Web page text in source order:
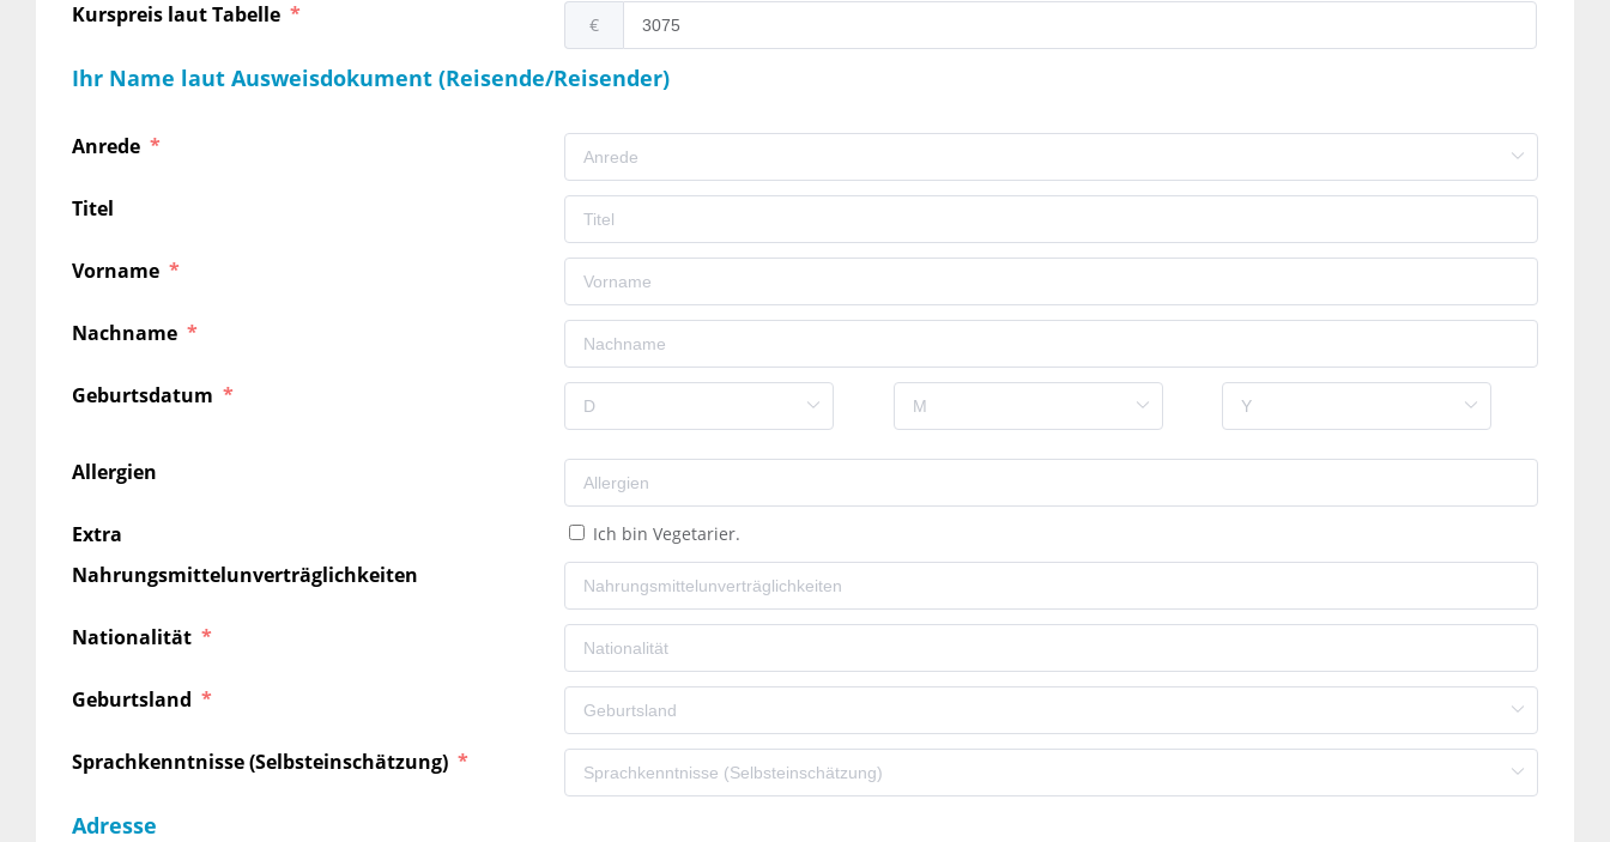
Kurspreis laut Tabelle €
Ihr Name laut Ausweisdokument (Reisende/Reisender)
Anrede
Titel
Vorname
Nachname
Geburtsdatum
Allergien
Extra Ich bin Vegetarier.
Nahrungsmittelunverträglichkeiten
Nationalität
Geburtsland
Sprachkenntnisse (Selbsteinschätzung)
Adresse